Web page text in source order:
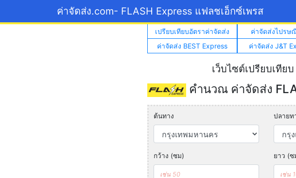
ค่าจัดส่ง.com- FLASH Express แฟลชเอ็กซ์เพรส
เปรียบเทียบอัตราค่าจัดส่ง ค่าจัดส่งไปรษ
ค่าจัดส่ง BEST Express
ค่าจัดส่ง J&T
เว็บไซต์เปรียบเทีย
คำนวณ ค่าจัดส่ง
ต้นทาง ปลายท
กว้าง (ซม) ยาว (ซ